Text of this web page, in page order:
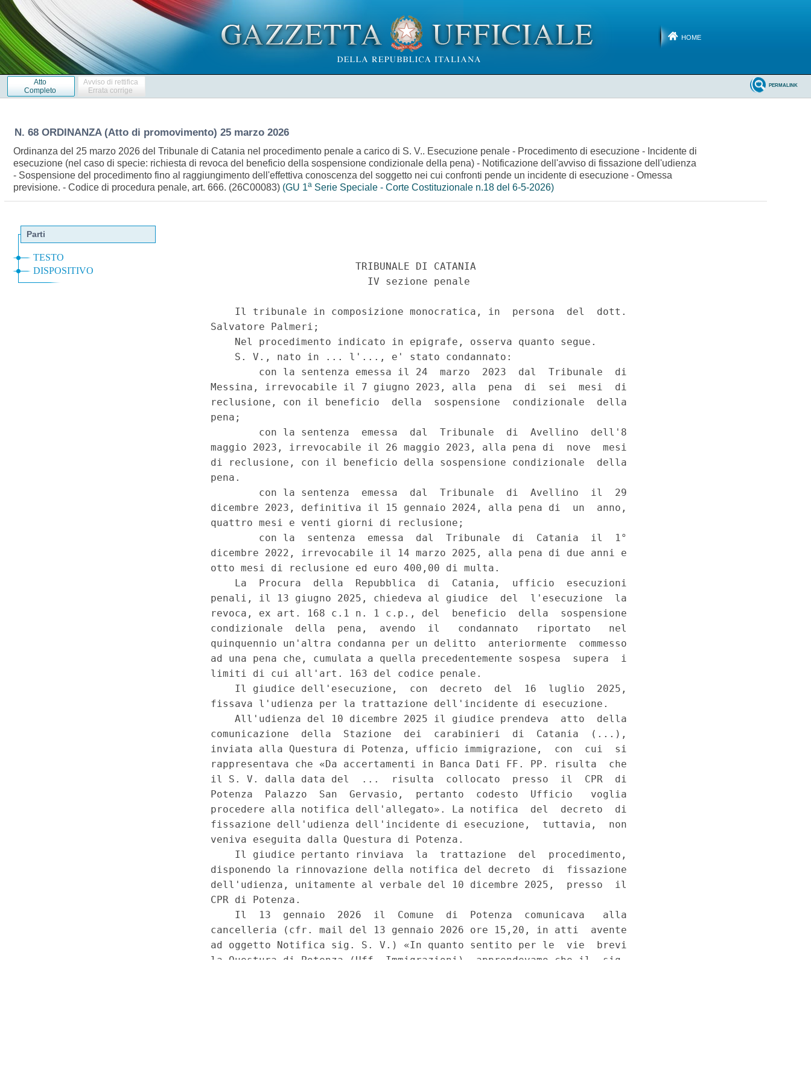
HOME
Atto
Completo
Avviso di rettifica
Errata corrige
PERMALINK
N. 68 ORDINANZA (Atto di promovimento) 25 marzo 2026
Ordinanza del 25 marzo 2026 del Tribunale di Catania nel procedimento penale a carico di S. V.. Esecuzione penale - Procedimento di esecuzione - Incidente di
esecuzione (nel caso di specie: richiesta di revoca del beneficio della sospensione condizionale della pena) - Notificazione dell'avviso di fissazione dell'udienza
- Sospensione del procedimento fino al raggiungimento dell'effettiva conoscenza del soggetto nei cui confronti pende un incidente di esecuzione - Omessa
previsione. - Codice di procedura penale, art. 666. (26C00083) (GU 1a Serie Speciale - Corte Costituzionale n.18 del 6-5-2026)